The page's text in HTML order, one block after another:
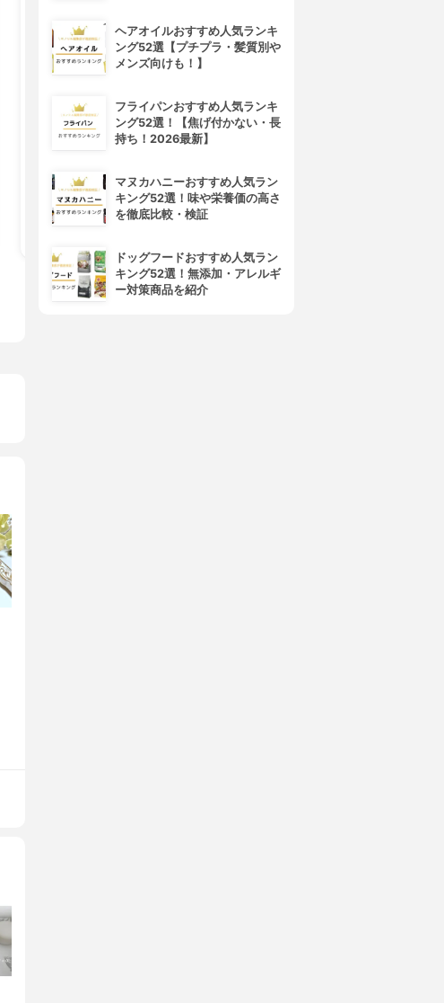
3.86(11)
¥2,500
ヘアオイルおすすめ人気ランキ
ング52選【プチプラ・髪質別や
メンズ向けも！】
フライパンおすすめ人気ランキ
ング52選！【焦げ付かない・長
持ち！2026最新】
マヌカハニーおすすめ人気ラン
キング52選！味や栄養価の高さ
を徹底比較・検証
ドッグフードおすすめ人気ラン
キング52選！無添加・アレルギ
ー対策商品を紹介